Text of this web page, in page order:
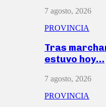
7 agosto, 2026
PROVINCIA
Tras
estuvo hoy…
7 agosto, 2026
PROVINCIA